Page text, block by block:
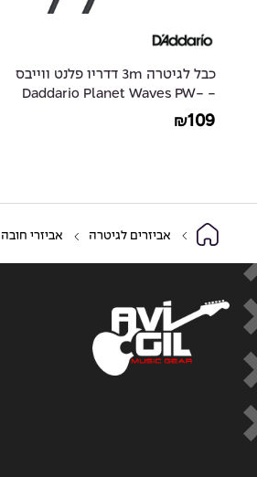
כבל לגיטרה 3m דדריו פלנט ווייבס
- Daddario Planet Waves PW-
GRA-10
₪109
אביזרים לגיטרה אביזרי חובה